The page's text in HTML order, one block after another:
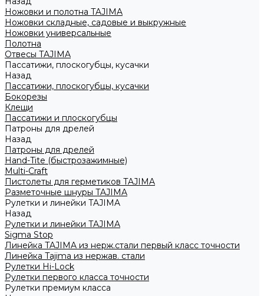
Ножовки и полотна TAJIMA
Ножовки складные, садовые и выкружные
Ножовки универсальные
Полотна
Отвесы TAJIMA
Пассатижи, плоскогубцы, кусачки
Назад
Пассатижи, плоскогубцы, кусачки
Бокорезы
Клещи
Пассатижи и плоскогубцы
Патроны для дрелей
Назад
Патроны для дрелей
Hand-Tite (быстрозажимные)
Multi-Craft
Пистолеты для герметиков TAJIMA
Разметочные шнуры TAJIMA
Рулетки и линейки TAJIMA
Назад
Рулетки и линейки TAJIMA
Sigma Stop
Линейка TAJIMA из нерж.стали первый класс точности
Линейка Tajima из нержав. стали
Рулетки Hi-Lock
Рулетки первого класса точности
Рулетки премиум класса